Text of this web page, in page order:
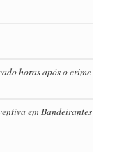
horas após o crime
em Bandeirantes